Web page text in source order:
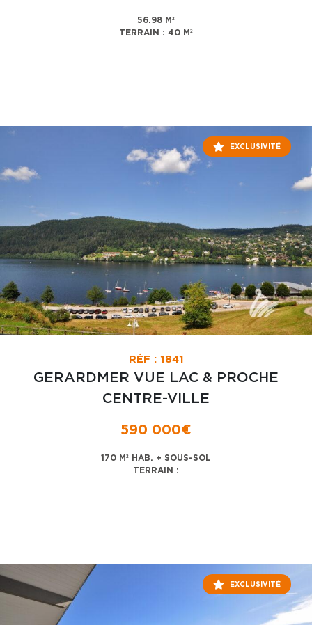
56.98 M²
TERRAIN : 40 M²
EXCLUSIVITÉ
RÉF : 1841
GERARDMER VUE LAC & PROCHE
CENTRE-VILLE
590 000€
170 M² HAB. + SOUS-SOL
TERRAIN :
EXCLUSIVITÉ